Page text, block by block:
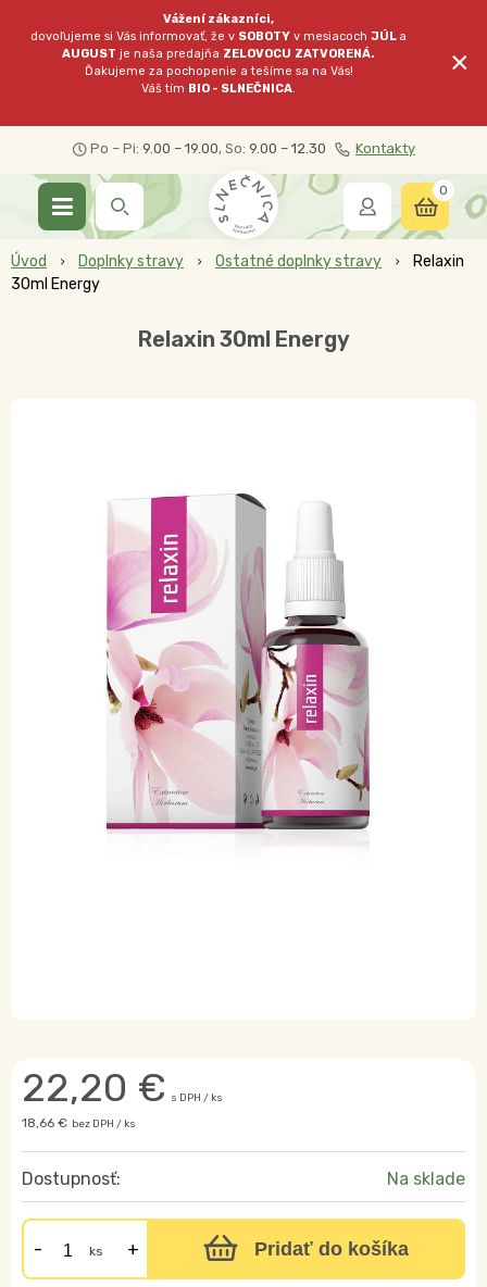
Vážení zákazníci,
dovoľujeme si Vás informovať, že v SOBOTY v mesiacochJÚL a
AUGUST je naša predajňa ZELOVOCU ZATVORENÁ.
Ďakujeme za pochopenie a tešíme sa na Vás!
Váš tím BIO - SLNEČNICA.
×
Po – Pi: 9.00 – 19.00, So: 9.00 – 12.30 Kontakty
0
Úvod Doplnky stravy Ostatné doplnky stravy
Relaxin
30ml Energy
Relaxin 30ml Energy
22,20 € s DPH / ks
18,66 € bez DPH / ks
Dostupnosť: Na sklade
ks Pridať do košíka